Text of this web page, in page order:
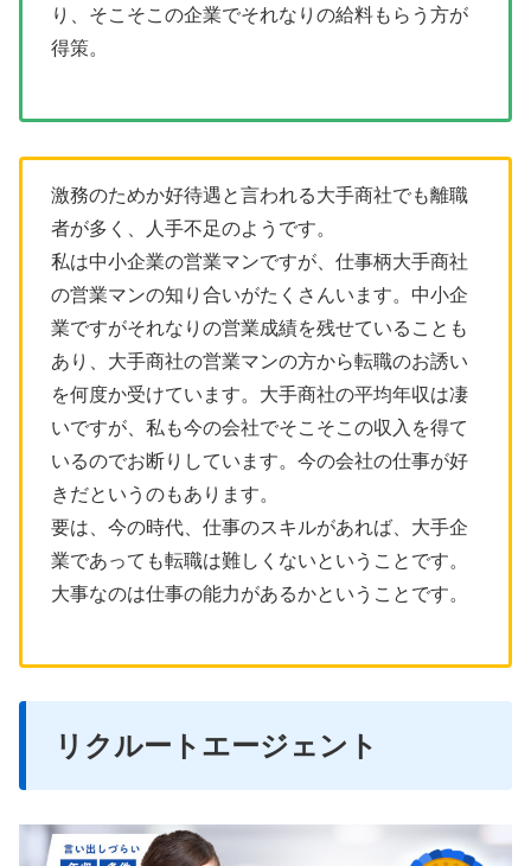
り、そこそこの企業でそれなりの給料もらう方が
得策。
激務のためか好待遇と言われる大手商社でも離職
者が多く、人手不足のようです。
私は中小企業の営業マンですが、仕事柄大手商社
の営業マンの知り合いがたくさんいます。中小企
業ですがそれなりの営業成績を残せていることも
あり、大手商社の営業マンの方から転職のお誘い
を何度か受けています。大手商社の平均年収は凄
いですが、私も今の会社でそこそこの収入を得て
いるのでお断りしています。今の会社の仕事が好
きだというのもあります。
要は、今の時代、仕事のスキルがあれば、大手企
業であっても転職は難しくないということです。
大事なのは仕事の能力があるかということです。
リクルートエージェント